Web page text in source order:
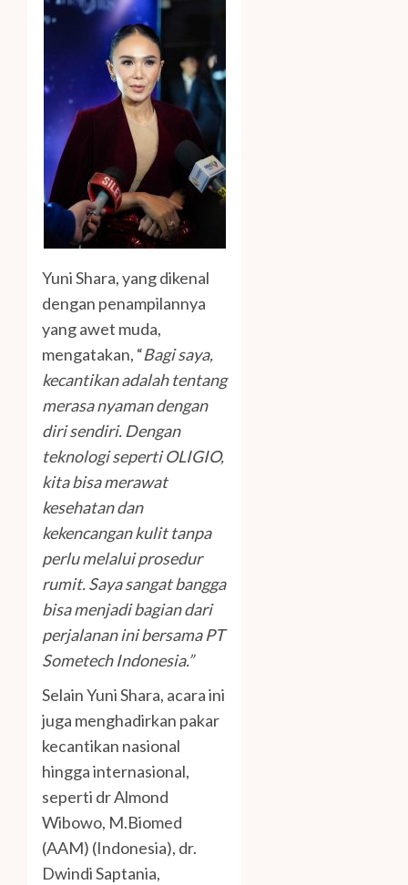
Yuni Shara, yang dikenal
dengan penampilannya
yang awet muda,
mengatakan, “Bagi saya,
kecantikan adalah tentang
merasa nyaman dengan
diri sendiri. Dengan
teknologi seperti OLIGIO,
kita bisa merawat
kesehatan dan
kekencangan kulit tanpa
perlu melalui prosedur
rumit. Saya sangat bangga
bisa menjadi bagian dari
perjalanan ini bersama PT
SometechIndonesia.”
Selain Yuni Shara, acara ini
juga menghadirkan pakar
kecantikan nasional
hingga internasional,
seperti dr Almond
Wibowo, M.Biomed
(AAM) (Indonesia), dr.
Dwindi Saptania,